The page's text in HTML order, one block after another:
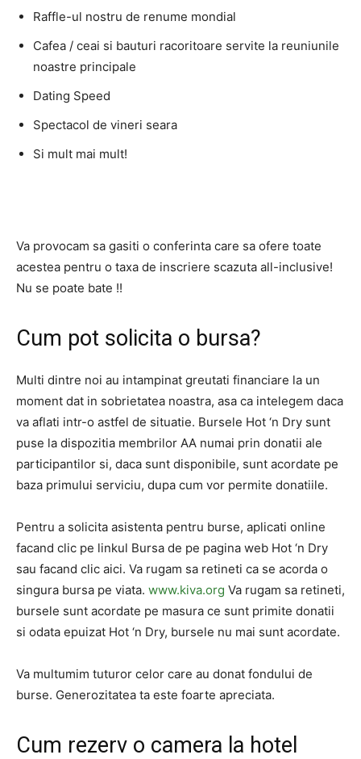
Raffle-ul nostru de renume mondial
Cafea / ceai si bauturi racoritoare servite la reuniunile
noastre principale
Dating Speed
Spectacol de vineri seara
Si mult mai mult!
Va provocam sa gasiti o conferinta care sa ofere toate
acestea pentru o taxa de inscriere scazuta all-inclusive!
Nu se poate bate !!
Cum pot solicita o bursa?
Multi dintre noi au intampinat greutati financiare la un
moment dat in sobrietatea noastra, asa ca intelegem daca
va aflati intr-o astfel de situatie. Bursele Hot ‘n Dry sunt
puse la dispozitia membrilor AA numai prin donatii ale
participantilor si, daca sunt disponibile, sunt acordate pe
baza primului serviciu, dupa cum vor permite donatiile.
Pentru a solicita asistenta pentru burse, aplicati online
facand clic pe linkul Bursa de pe pagina web Hot ‘n Dry
sau facand clic aici. Va rugam sa retineti ca se acorda o
singura bursa pe viata. www.kiva.org Va rugam sa retineti,
bursele sunt acordate pe masura ce sunt primite donatii
si odata epuizat Hot ‘n Dry, bursele nu mai sunt acordate.
Va multumim tuturor celor care au donat fondului de
burse. Generozitatea ta este foarte apreciata.
Cum rezerv o camera la hotel